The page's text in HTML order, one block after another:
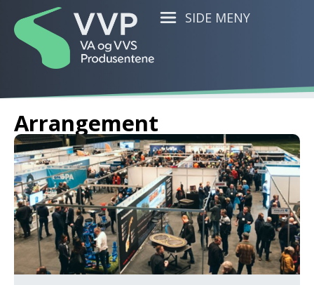
SIDE MENY
Arrangement